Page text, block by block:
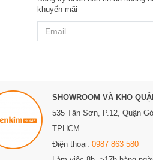
khuyến mãi
SHOWROOM VÀ KHO
535 Tân Sơn, P.12, Quận
TPHCM
Điện thoại: 0987 863 580